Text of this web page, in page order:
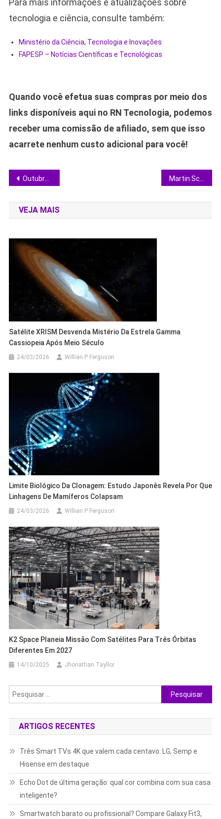
Para mais informações e atualizações sobre
tecnologia e ciência, consulte também:
Ministério da Ciência, Tecnologia e Inovações
FAPESP – Notícias Científicas e Tecnológicas
Quando você efetua suas compras por meio dos
links disponíveis aqui no RN Tecnologia, podemos
receber uma comissão de afiliado, sem que isso
acarrete nenhum custo adicional para você!
Navegação
de
Post
Outubro oferece condições ideais para observar a galáxia de Andrômeda a olho nu Martin Scorsese confessa arrependimento por ter dirigido “Ilha do Medo”
VEJA MAIS
Satélite XRISM Desvenda Mistério Da Estrela Gamma
Cassiopeia Após Meio Século
24/03/2026 Willian P Ferguson
Limite Biológico Da Clonagem: Estudo Japonês Revela Por Que
Linhagens De Mamíferos Colapsam
24/03/2026 Willian P Ferguson
K2 Space Planeia Missão Com Satélites Para Três Órbitas
Diferentes Em 2027
14/10/2025 Jhonathan Tayllor
Pesquisar
por:
ARTIGOS RECENTES
Três Smart TVs 4K que valem cada centavo: LG, Semp e
Hisense em destaque
Echo Dot de última geração: qual cor combina com sua casa
inteligente?
Smartwatch barato ou profissional? Compare Galaxy Fit3,